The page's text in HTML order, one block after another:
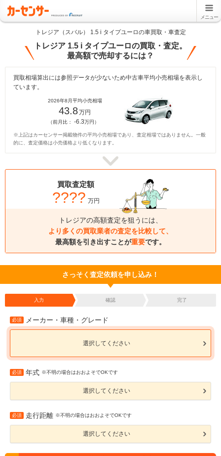
メニュー
トレジア（スバル） 1.5 i タイプユーロの車買取・車査定
トレジア 1.5 i タイプユーロの買取・査定。
最高額で売却するには？
買取相場算出には参照データが少ないため中古車平均小売相場を表示し
ています。
2026年8月平均小売相場
43.8万円
（前月比： -6.3万円）
※上記はカーセンサー掲載物件の平均小売相場であり、査定相場ではありません。一般
的に、査定価格は小売価格より低くなります。
買取査定額
???? 万円
トレジアの高額査定を狙うには、
より多くの買取業者の査定を比較して、
最高額を引き出すことが重要です。
さっそく査定依頼を申し込み！
入力 確認 完了
必須 メーカー・車種・グレード
選択してください
必須 年式 ※不明の場合はおおよそでOKです
選択してください
必須 走行距離 ※不明の場合はおおよそでOKです
選択してください